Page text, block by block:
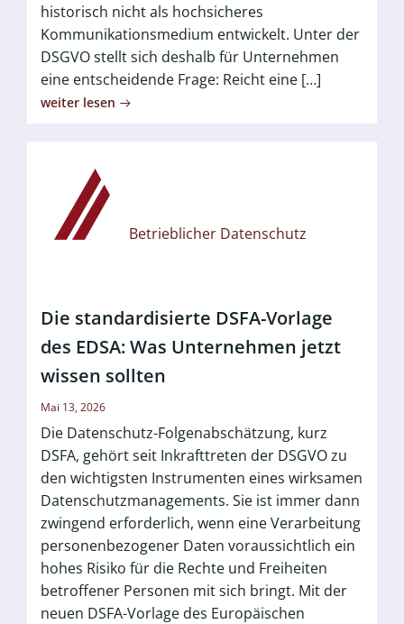
historisch nicht als hochsicheres
Kommunikationsmedium entwickelt. Unter der
DSGVO stellt sich deshalb für Unternehmen
eine entscheidende Frage: Reicht eine […]
weiter lesen
Betrieblicher Datenschutz
Die standardisierte DSFA-Vorlage
des EDSA: Was Unternehmen jetzt
wissen sollten
Mai 13, 2026
Die Datenschutz-Folgenabschätzung, kurz
DSFA, gehört seit Inkrafttreten der DSGVO zu
den wichtigsten Instrumenten eines wirksamen
Datenschutzmanagements. Sie ist immer dann
zwingend erforderlich, wenn eine Verarbeitung
personenbezogener Daten voraussichtlich ein
hohes Risiko für die Rechte und Freiheiten
betroffener Personen mit sich bringt. Mit der
neuen DSFA-Vorlage des Europäischen